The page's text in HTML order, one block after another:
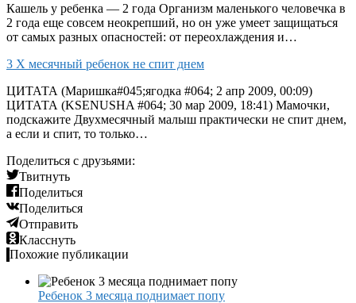
Кашель у ребенка — 2 года Организм маленького человечка в
2 года еще совсем неокрепший, но он уже умеет защищаться
от самых разных опасностей: от переохлаждения и…
3 Х месячный ребенок не спит днем
ЦИТАТА (Маришка#045;ягодка #064; 2 апр 2009, 00:09)
ЦИТАТА (KSENUSHA #064; 30 мар 2009, 18:41) Мамочки,
подскажите Двухмесячный малыш практически не спит днем,
а если и спит, то только…
Поделиться с друзьями:
Твитнуть
Поделиться
Поделиться
Отправить
Класснуть
Похожие публикации
Ребенок 3 месяца поднимает попу